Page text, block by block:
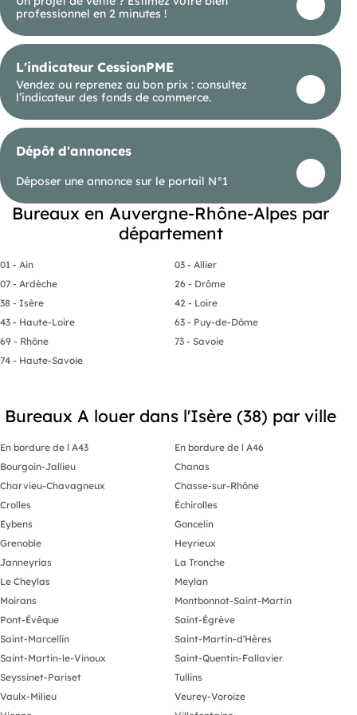
professionnel en 2 minutes !
L'indicateur CessionPME
Vendez ou reprenez au bon prix : consultez
l’indicateur des fonds de commerce.
Dépôt d'annonces
Déposer une annonce sur le portail N°1
Bureaux en Auvergne-Rhône-Alpes par
département
01 - Ain
03 - Allier
07 - Ardèche
26 - Drôme
38 - Isère
42 - Loire
43 - Haute-Loire
63 - Puy-de-Dôme
69 - Rhône
73 - Savoie
74 - Haute-Savoie
Bureaux A louer dans l'Isère (38) par ville
En bordure de l A43
En bordure de l A46
Bourgoin-Jallieu
Chanas
Charvieu-Chavagneux
Chasse-sur-Rhône
Crolles
Échirolles
Eybens
Goncelin
Grenoble
Heyrieux
Janneyrias
La Tronche
Le Cheylas
Meylan
Moirans
Montbonnot-Saint-Martin
Pont-Évêque
Saint-Égrève
Saint-Marcellin
Saint-Martin-d'Hères
Saint-Martin-le-Vinoux
Saint-Quentin-Fallavier
Seyssinet-Pariset
Tullins
Vaulx-Milieu
Veurey-Voroize